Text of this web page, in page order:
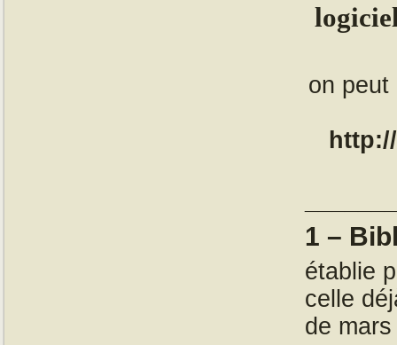
on peut
1 –
établie
celle
de